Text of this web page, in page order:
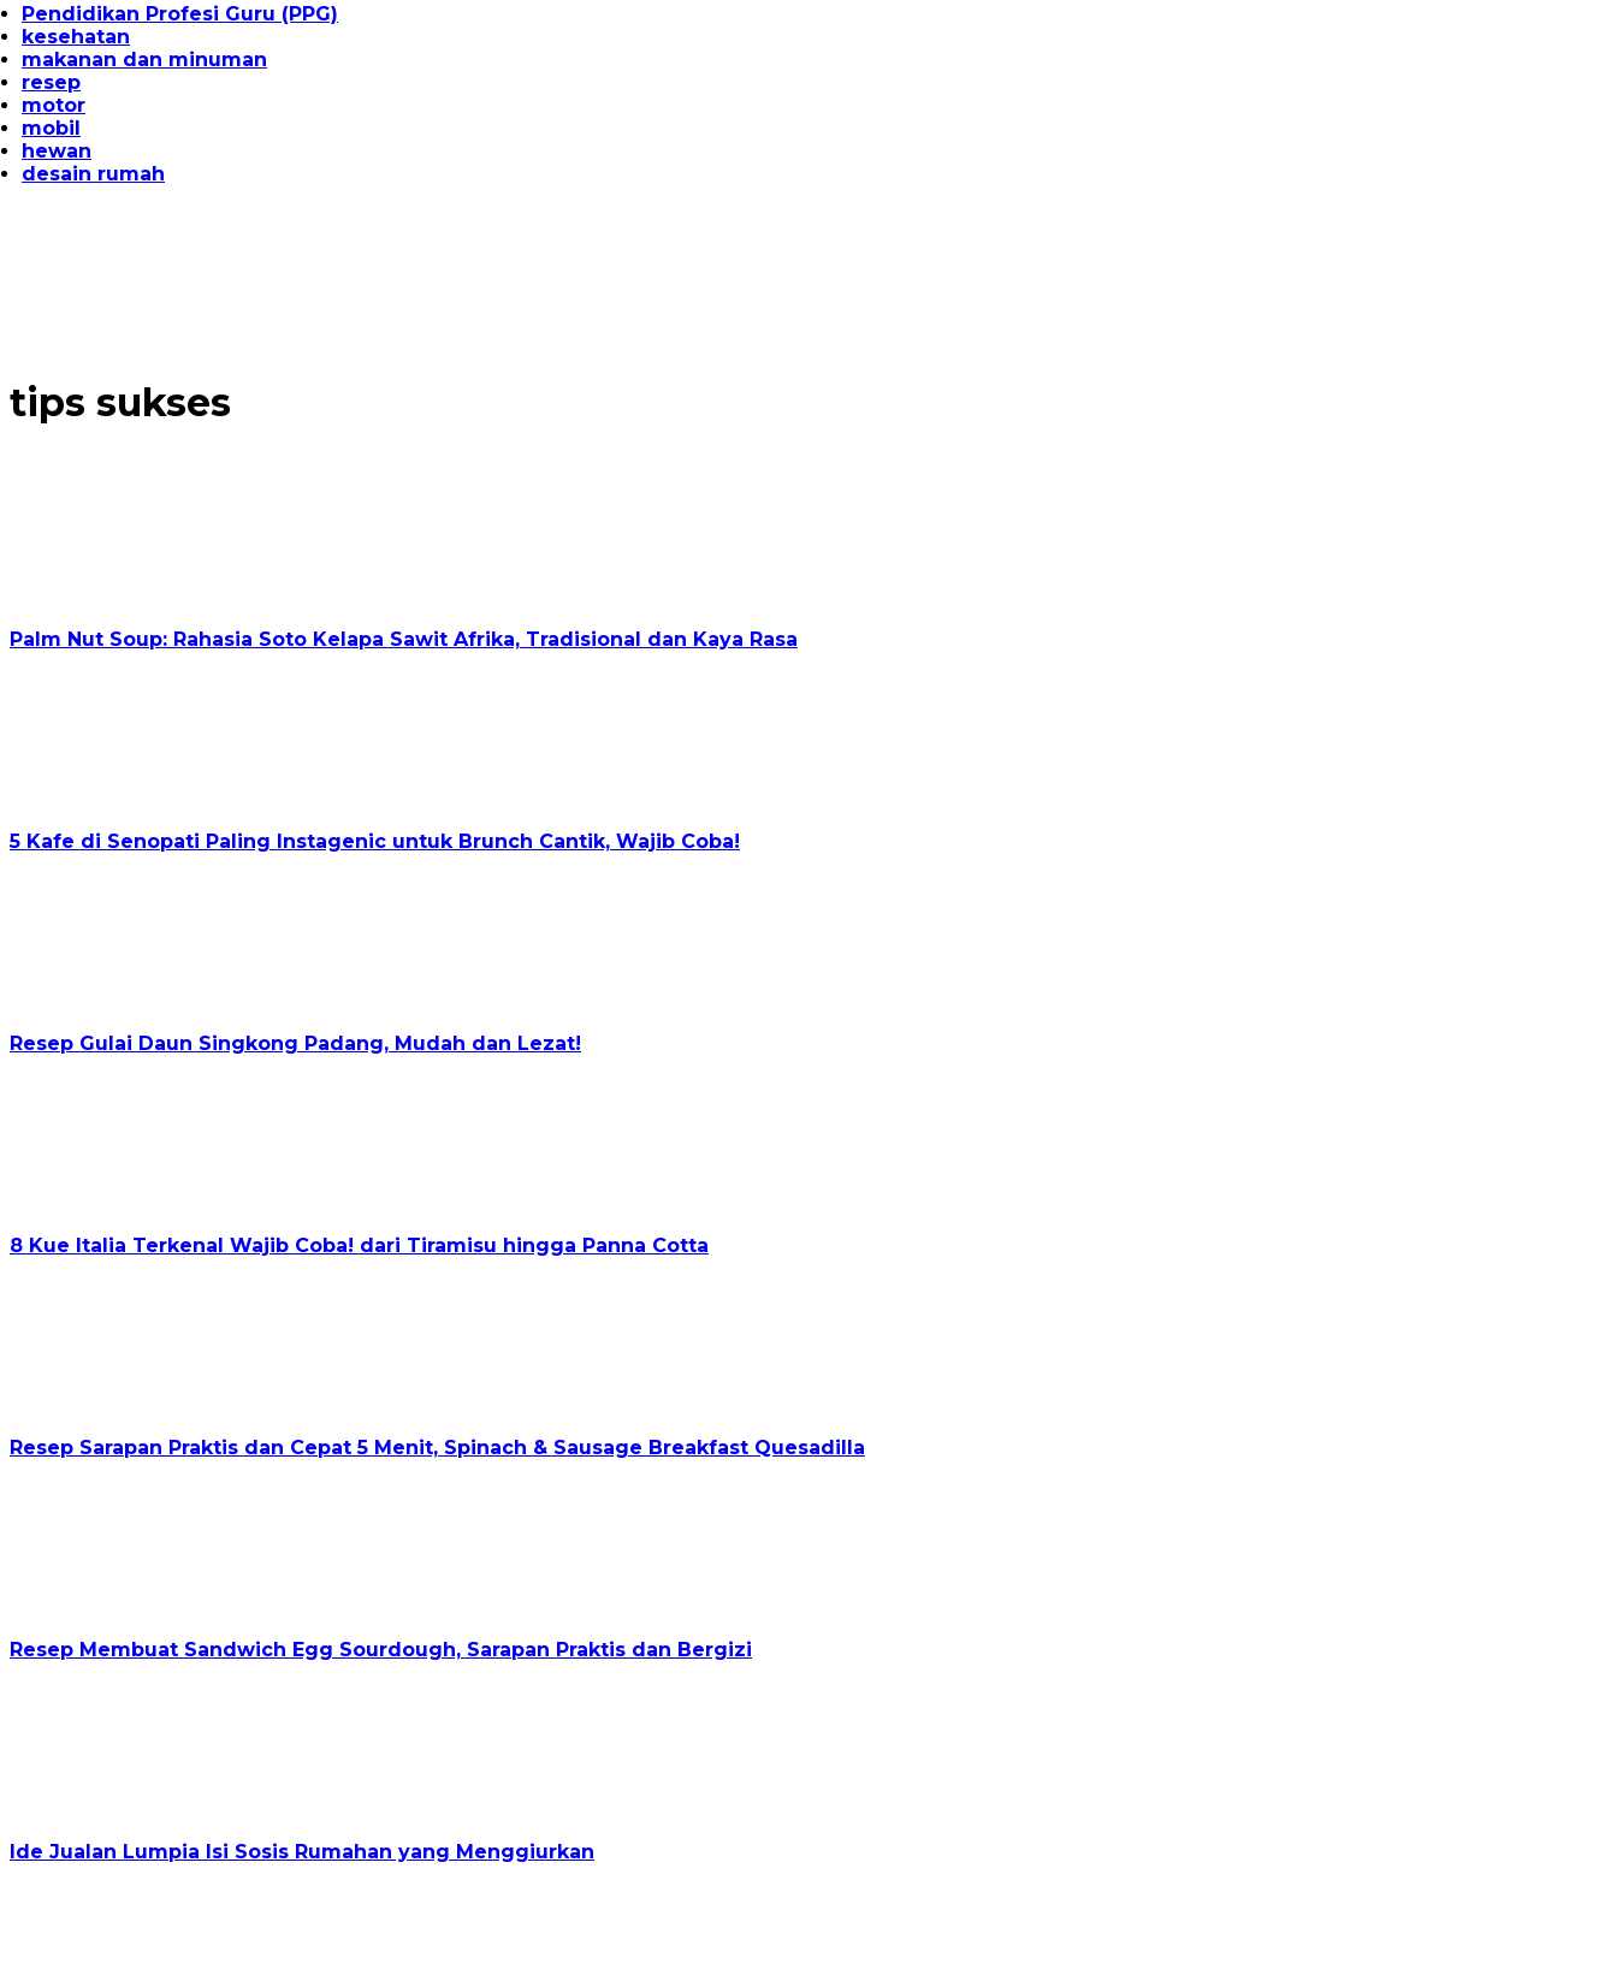
Pendidikan Profesi Guru (PPG)
kesehatan
makanan dan minuman
resep
motor
mobil
hewan
desain rumah
tips sukses
Palm Nut Soup: Rahasia Soto Kelapa Sawit Afrika, Tradisional dan Kaya Rasa
5 Kafe di Senopati Paling Instagenic untuk Brunch Cantik, Wajib Coba!
Resep Gulai Daun Singkong Padang, Mudah dan Lezat!
8 Kue Italia Terkenal Wajib Coba! dari Tiramisu hingga Panna Cotta
Resep Sarapan Praktis dan Cepat 5 Menit, Spinach & Sausage Breakfast Quesadilla
Resep Membuat Sandwich Egg Sourdough, Sarapan Praktis dan Bergizi
Ide Jualan Lumpia Isi Sosis Rumahan yang Menggiurkan